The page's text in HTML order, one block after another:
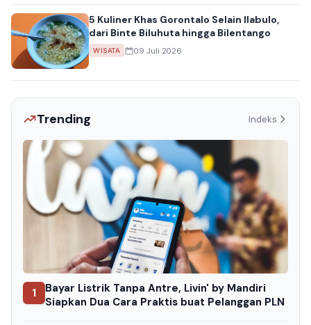
5 Kuliner Khas Gorontalo Selain Ilabulo,
dari Binte Biluhuta hingga Bilentango
WISATA 09 Juli 2026
Trending Indeks
1
Bayar Listrik Tanpa Antre, Livin' by Mandiri
Siapkan Dua Cara Praktis buat Pelanggan PLN